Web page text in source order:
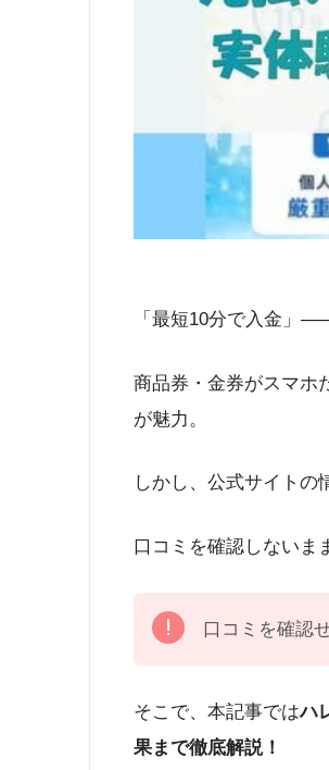
「最短10分で入金」
商品券・金券がスマホ
が魅力。
しかし、公式サイトの
口コミを確認しないま
口コミを確認
そこで、本記事ではハ
果まで徹底解説！